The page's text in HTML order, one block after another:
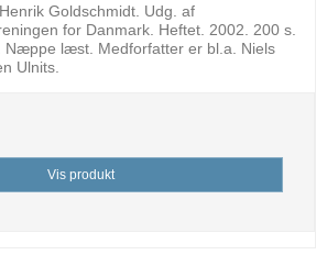
Goldschmidt. Udg. af
for Danmark. Heftet. 2002. 200 s.
Næppe læst. Medforfatter er bl.a. Niels
Ulnits.
Vis produkt